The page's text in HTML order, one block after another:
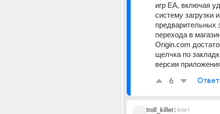
игр EA, включая
систему загрузки
предварительных
перехода в
Origin.com
щелчка по
версии
6
troll_killer14лет